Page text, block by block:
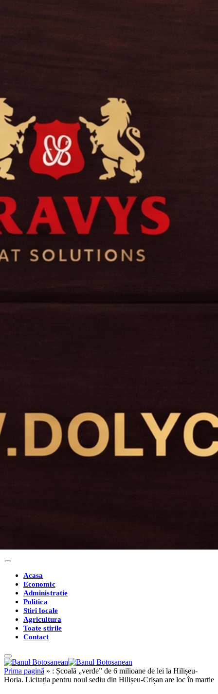
Acasa
Economic
Administratie
Politica
Stiri locale
Agricultura
Toate stirile
Contact
Prima pagină » : Școală „verde” de 6 milioane de lei la Hilișeu-
Horia. Licitația pentru noul sediu din Hilișeu-Crișan are loc în martie